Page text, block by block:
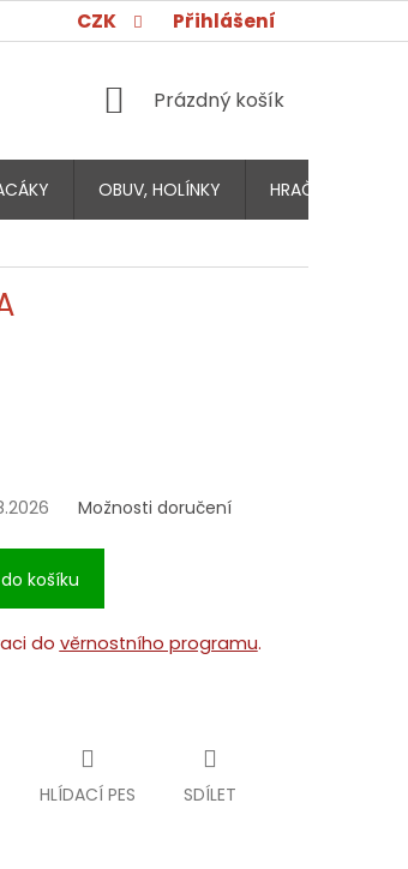
CZK Přihlášení
NÁKUPNÍ
Prázdný košík
OBUV, HOLÍNKY HRAČKY PRO
Možnosti doručení
košíku
do věrnostního programu.
HLÍDACÍ PES SDÍLET